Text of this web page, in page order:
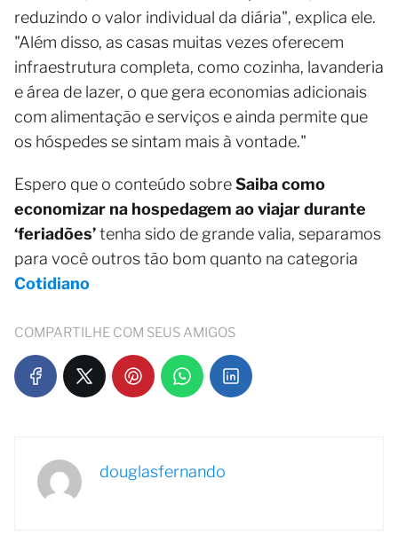
reduzindo o valor individual da diária", explica ele.
"Além disso, as casas muitas vezes oferecem
infraestrutura completa, como cozinha, lavanderia
e área de lazer, o que gera economias adicionais
com alimentação e serviços e ainda permite que
os hóspedes se sintam mais à vontade."
Espero que o conteúdo sobreSaiba como
economizar na hospedagem ao viajar durante
‘feriadões’tenha sido de grande valia, separamos
para você outros tão bom quanto na categoria
Cotidiano
COMPARTILHE COM SEUS AMIGOS
douglasfernando